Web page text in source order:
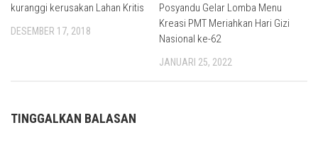
kuranggi kerusakan Lahan Kritis
DESEMBER 17, 2018
Posyandu Gelar Lomba Menu
Kreasi PMT Meriahkan Hari Gizi
Nasional ke-62
JANUARI 25, 2022
TINGGALKAN BALASAN